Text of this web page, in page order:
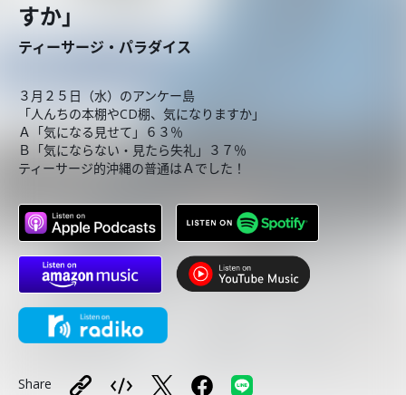
すか」
ティーサージ・パラダイス
３月２５日（水）のアンケー島
「人んちの本棚やCD棚、気になりますか」
Ａ「気になる見せて」６３％
Ｂ「気にならない・見たら失礼」３７％
ティーサージ的沖縄の普通はＡでした！
Share